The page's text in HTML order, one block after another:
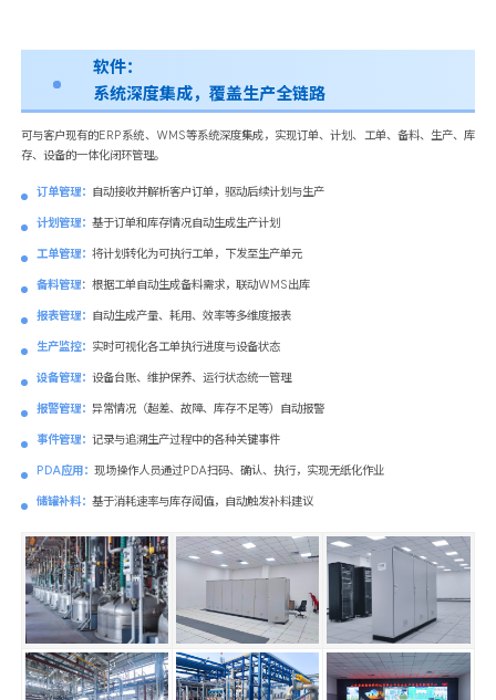
软件：
系统深度集成，覆盖生产全链路
可与客户现有的ERP系统、 WMS等系统深度集成，实现订单、计划、工单、备料、生产、库
存、设备的一体化闭环管理。
订单管理： 自动接收并解析客户订单，驱动后续计划与生产
计划管理： 基于订单和库存情况自动生成生产计划
工单管理： 将计划转化为可执行工单，下发至生产单元
备料管理：根据工单自动生成备料需求，联动WMS出库
报表管理： 自动生成产量、耗用、效率等多维度报表
生产监控： 实时可视化各工单执行进度与设备状态
设备管理： 设备台账、维护保养、运行状态统一管理
报警管理： 异常情况（超差、故障、库存不足等）自动报警
事件管理： 记录与追溯生产过程中的各种关键事件
PDA应用： 现场操作人员通过PDA扫码、确认、执行，实现无纸化作业
储罐补料： 基于消耗速率与库存阈值，自动触发补料建议